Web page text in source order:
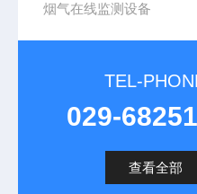
烟气在线监测设备
TEL-
029-
查看全部